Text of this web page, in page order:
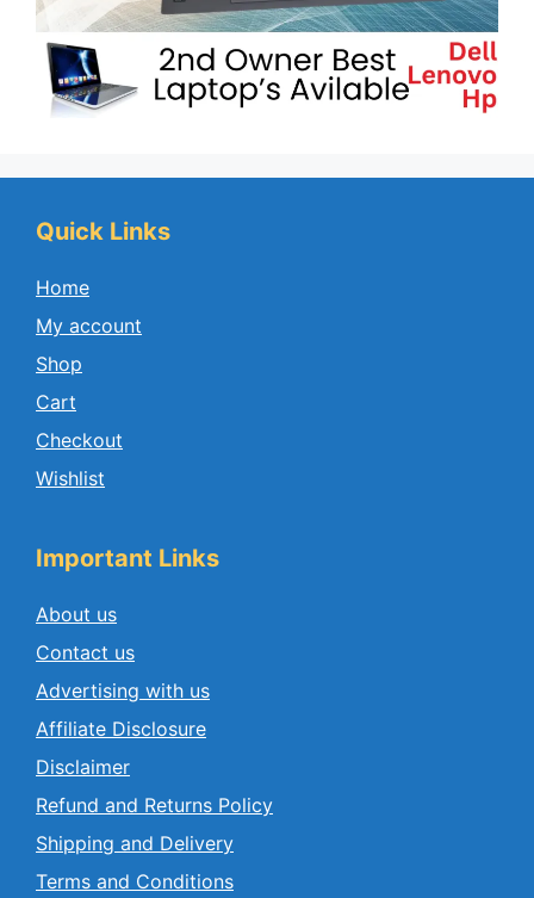
Quick Links
Home
My account
Shop
Cart
Checkout
Wishlist
Important Links
About us
Contact us
Advertising with us
Affiliate Disclosure
Disclaimer
Refund and Returns Policy
Shipping and Delivery
Terms and Conditions